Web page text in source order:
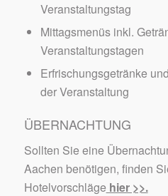
Veranstaltungstag
Mittagsmenüs inkl.
Veranstaltungstagen
Erfrischungsgetränke
der Veranstaltung
ÜBERNACHTUNG
Sollten Sie eine
Aachen benötigen, finden
Hotelvorschläge hier >>.